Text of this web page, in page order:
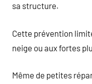
sa structure.
Cette prévention
neige ou aux fortes
Même de petites